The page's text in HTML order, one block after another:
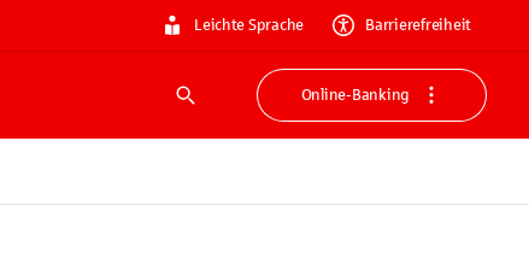
Leichte Sprache Barrierefreiheit
Suche
Online-Banking